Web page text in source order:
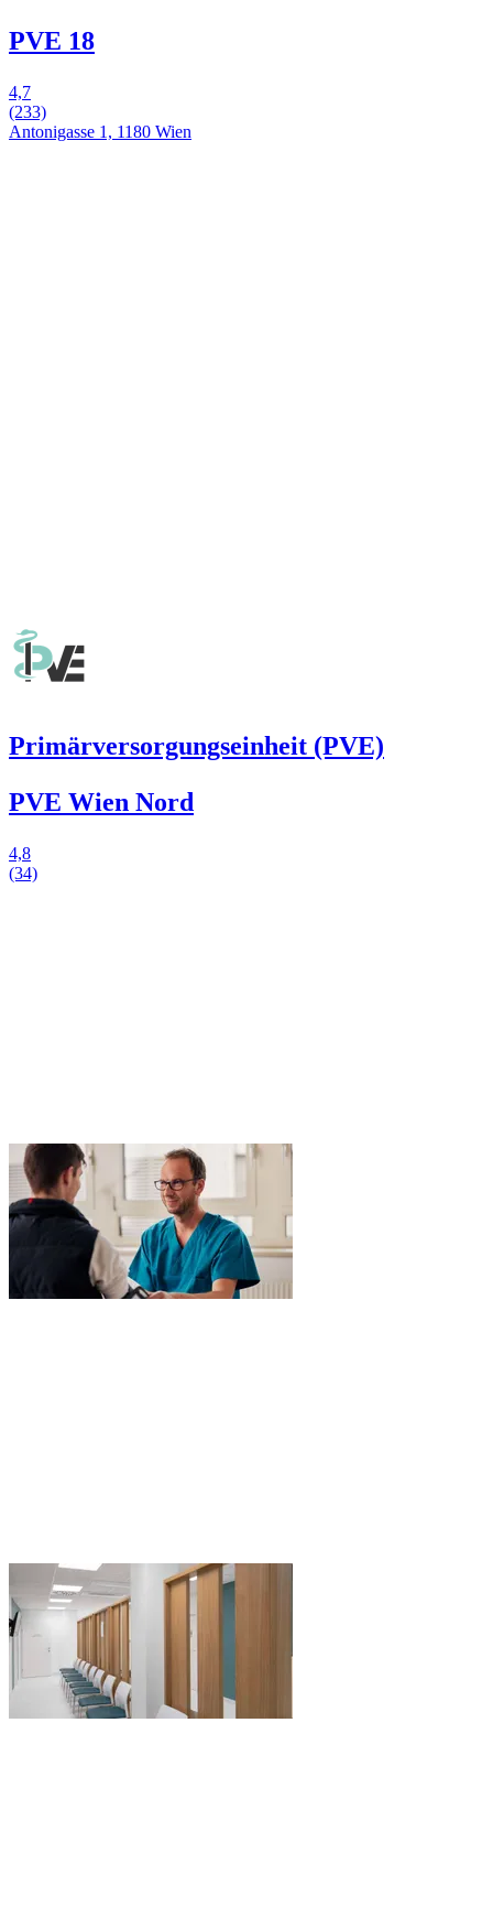
PVE 18
4,7
(233)
Antonigasse 1, 1180 Wien
Primärversorgungseinheit (PVE)
PVE Wien Nord
4,8
(34)